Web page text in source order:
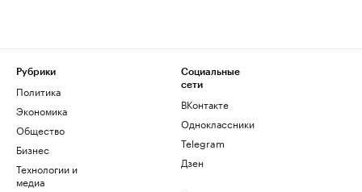
Рубрики
Политика
Экономика
Общество
Бизнес
Технологии и
медиа
Социальные
сети
ВКонтакте
Одноклассники
Telegram
Дзен